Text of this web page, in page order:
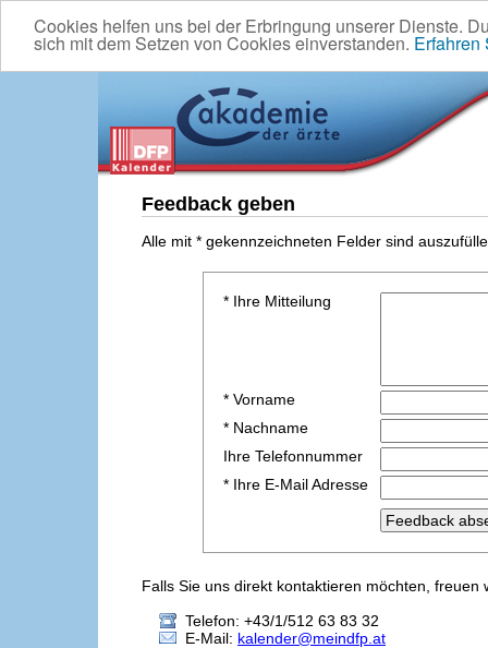
Cookies helfen uns bei der Erbringung unserer Dienste.
sich mit dem Setzen von Cookies einverstanden. Erfahren
Feedback geben
Alle mit * gekennzeichneten Felder sind
* Ihre Mitteilung
* Vorname
* Nachname
Ihre Telefonnummer
* Ihre E-Mail Adresse
Falls Sie uns direkt kontaktieren möchten,
Telefon: +43/1/512 63 83 32
E-Mail: kalender@meindfp.at